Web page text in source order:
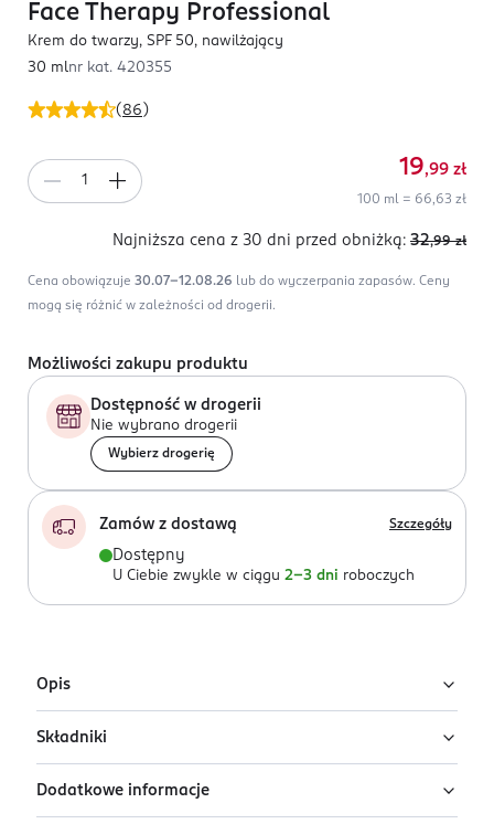
( 86 )
Face Therapy Professional
Krem do twarzy, SPF 50, nawilżający
30 mlnr kat. 420355
19,99 zł
100 ml = 66,63 zł
Najniższa cena z 30 dni przed obniżką: 32,99 zł
Cena obowiązuje 30.07-12.08.26 lub do wyczerpania zapasów. Ceny
mogą się różnić w zależności od drogerii.
Możliwości zakupu produktu
Dostępność w drogerii
Nie wybrano drogerii
Wybierz drogerię
Zamów z dostawą Szczegóły
Dostępny
U Ciebie zwykle w ciągu 2-3 dni roboczych
Opis
Nawilżający krem SPF od Eveline na twarz, szyję i
dekolt. Z wysoką ochroną przeciwsłoneczną SPF 50.
Krem przeciw przebarwieniom i fotostarzeniu.
Składniki
Ingredients: : AQUA, ETHYLHEXYL METHOXYCINNAMATE,
Dodatkowe informacje